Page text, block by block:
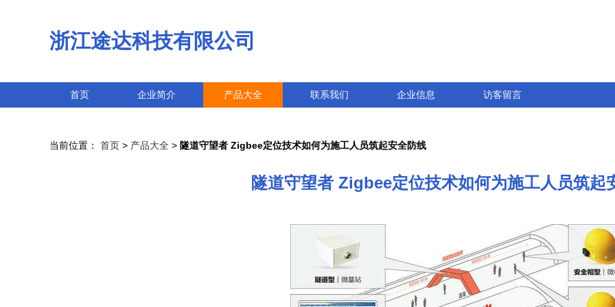
浙江途达科技有限公司
首页 企业简介 产品大全 联系我们 企业信息 访客留言
当前位置： 首页 > 产品大全 > 隧道守望者 Zigbee定位技术如何为施工人员筑起安全防线
隧道守望者 Zigbee定位技术如何为施工人员筑起